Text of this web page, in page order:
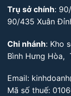
Trụ sở chính:
90/435 Xuân
Chi nhánh: Kho
Bình Hưng Hòa,
Email:
Mã số thuế: